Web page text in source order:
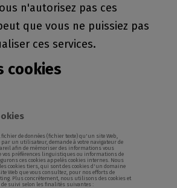
n'autorisez pas ces
que vous ne puissiez pas
ces services.
cookies
de données (fichier texte) qu'un site Web,
un utilisateur, demande à votre navigateur de
afin de mémoriser des informations vous
vos préférences linguistiques ou informations de
ces cookies appelés cookies internes. Nous
cookies tiers, qui sont des cookies d'un domaine
Web que vous consultez, pour nos efforts de
Plus concrètement, nous utilisons des cookies et
de suivi selon les finalités suivantes :